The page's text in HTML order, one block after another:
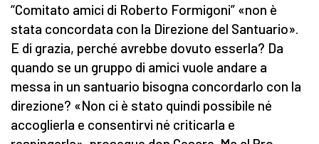
“Comitato amici di Roberto Formigoni” «non è
stata concordata con la Direzione del Santuario».
E di grazia, perché avrebbe dovuto esserla? Da
quando se un gruppo di amici vuole andare a
messa in un santuario bisogna concordarlo con la
direzione? «Non ci è stato quindi possibile né
accoglierla e consentirvi né criticarla e